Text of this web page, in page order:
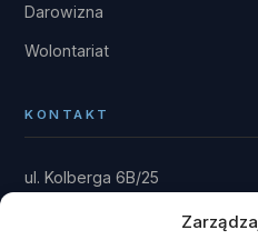
Darowizna
Wolontariat
KONTAKT
ul. Kolberga 6B/25